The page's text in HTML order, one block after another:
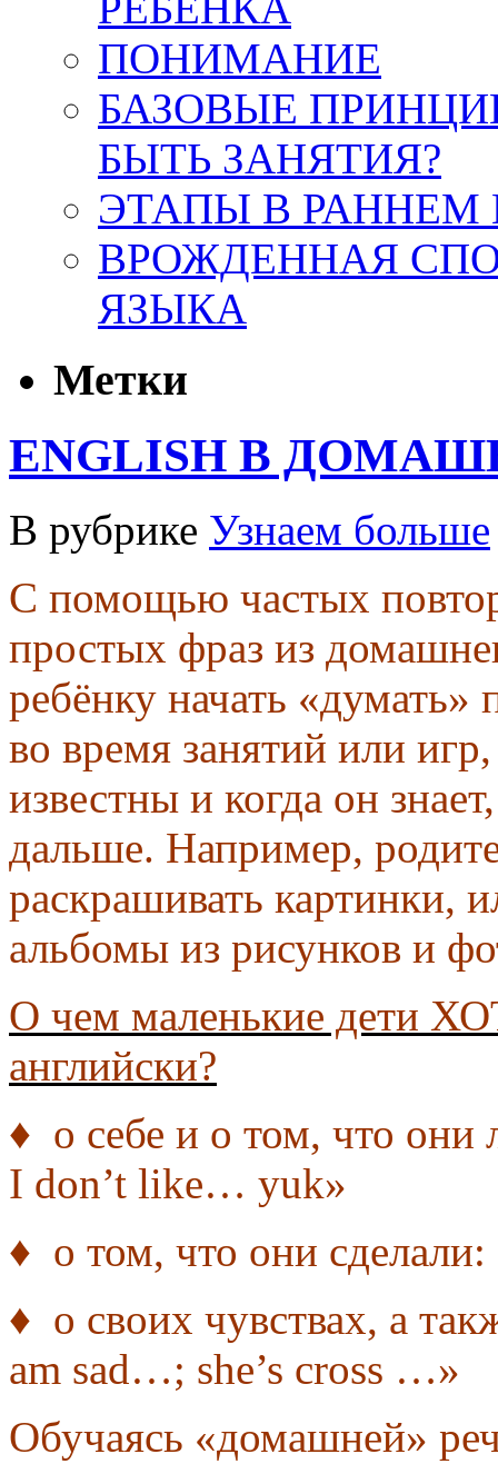
ПОНИМАНИЕ
БАЗОВЫЕ
БЫТЬ ЗАНЯТИЯ?
ЭТАПЫ В РАННЕМ
ВРОЖДЕННАЯ
ЯЗЫКА
Метки
ENGLISH В
В рубрике Узнаем больше
С помощью частых
простых фраз из
ребёнку начать «думать»
во время занятий или
известны и когда он
дальше. Например,
раскрашивать картинки,
альбомы из рисунков и
О чем маленькие дети
английски?
♦ о себе и о том, что
I don’t like… yuk»
♦ о том, что они
♦ о своих чувствах, а
am sad…; she’s cross …»
Обучаясь «домашней»